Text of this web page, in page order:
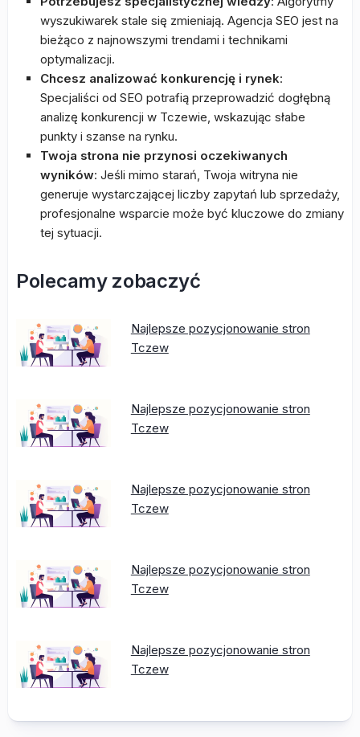
wyszukiwarek stale się zmieniają. Agencja SEO jest na
bieżąco z najnowszymi trendami i technikami
optymalizacji.
Chcesz analizować konkurencję i rynek:
Specjaliści od SEO potrafią przeprowadzić dogłębną
analizę konkurencji w Tczewie, wskazując słabe
punkty i szanse na rynku.
Twoja strona nie przynosi oczekiwanych
wyników: Jeśli mimo starań, Twoja witryna nie
generuje wystarczającej liczby zapytań lub sprzedaży,
profesjonalne wsparcie może być kluczowe do zmiany
tej sytuacji.
Polecamy zobaczyć
Najlepsze pozycjonowanie stron
Tczew
Najlepsze pozycjonowanie stron
Tczew
Najlepsze pozycjonowanie stron
Tczew
Najlepsze pozycjonowanie stron
Tczew
Najlepsze pozycjonowanie stron
Tczew